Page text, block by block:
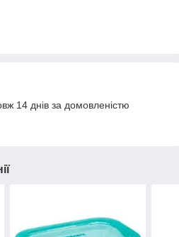
14 днів за домовленістю